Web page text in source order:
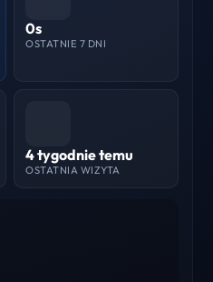
0s
OSTATNIE 7 DNI
4 tygodnie temu
OSTATNIA WIZYTA